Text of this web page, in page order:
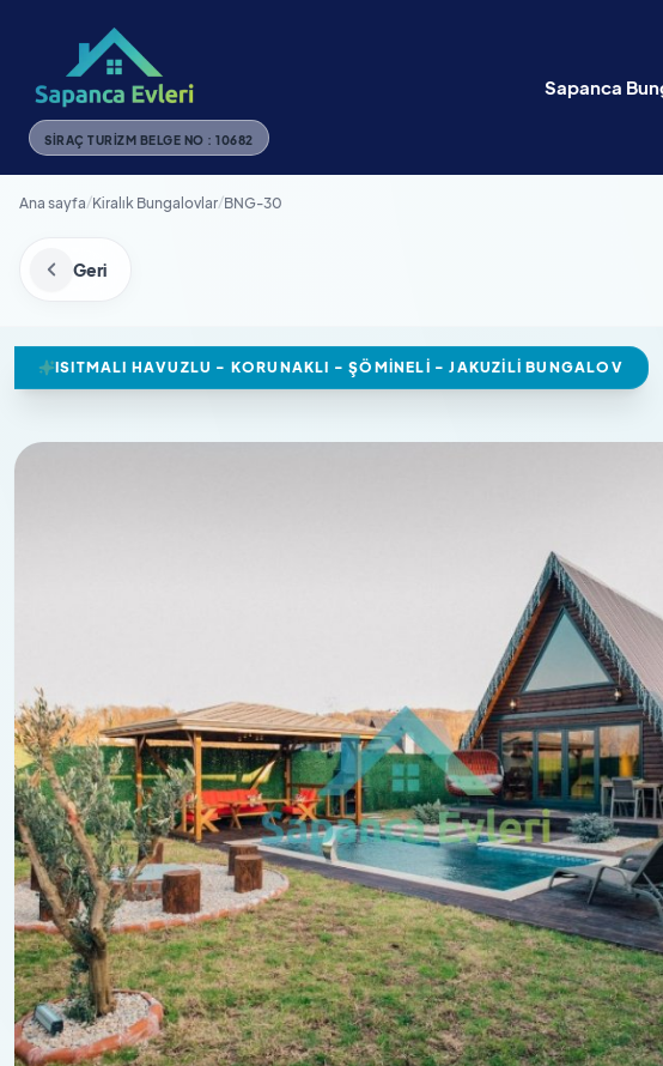
SIRAÇ TURIZM BELGE NO : 10682
Sapanca
Ana sayfa/Kiralık Bungalovlar/BNG-30
Geri
ISITMALI HAVUZLU - KORUNAKLI - ŞÖMINELI - JAKUZILI BUNGALOV